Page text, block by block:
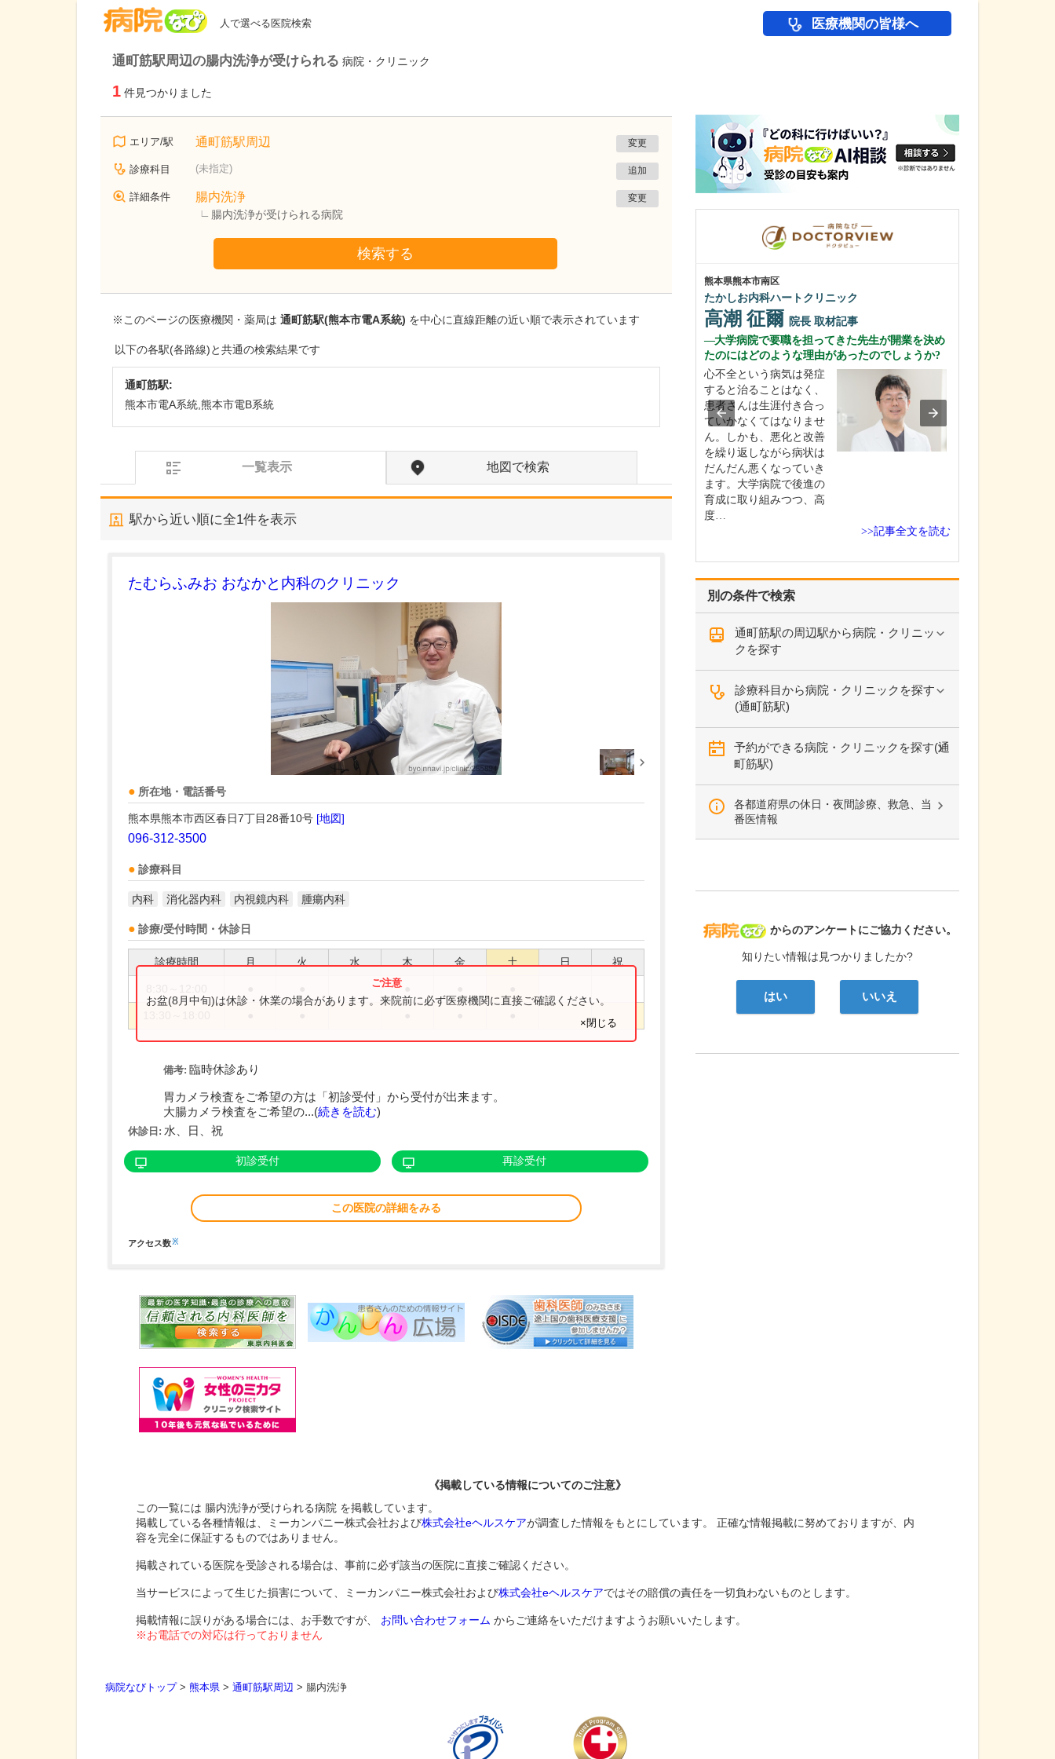
人で選べる医院検索 医療機関の皆様へ
通町筋駅周辺の腸内洗浄が受けられる 病院・クリニック
1 件見つかりました
エリア/駅 通町筋駅周辺 変更
診療科目 (未指定) 追加
詳細条件 腸内洗浄
腸内洗浄が受けられる病院
変更
検索する
※このページの医療機関・薬局は 通町筋駅(熊本市電A系統) を中心に直線距離の近い順で表示されています
以下の各駅(各路線)と共通の検索結果です
通町筋駅:
熊本市電A系統,熊本市電B系統
一覧表示 地図で検索
駅から近い順に全1件を表示
たむらふみお おなかと内科のクリニック
所在地・電話番号
熊本県熊本市西区春日7丁目28番10号 [地図]
096-312-3500
診療科目
内科 消化器内科 内視鏡内科 腫瘍内科
診療/受付時間・休診日
診療時間 月 火 水 木 金 土 日 祝
お盆(8月中旬)は休診・休業の場合があります。来院前に必ず医療機関に直接ご確認ください。
×閉じる
備考: 臨時休診あり
胃カメラ検査をご希望の方は「初診受付」から受付が出来ます。
大腸カメラ検査をご希望の...(続きを読む)
休診日: 水、日、祝
初診受付 再診受付
この医院の詳細をみる
アクセス数※
別の条件で検索
通町筋駅の周辺駅から病院・クリニッ
クを探す
診療科目から病院・クリニックを探す
(通町筋駅)
予約ができる病院・クリニックを探す(通
町筋駅)
各都道府県の休日・夜間診療、救急、当
番医情報
病院なび
からのアンケートにご協力ください。
知りたい情報は見つかりましたか?
はい いいえ
熊本県熊本市南区
たかしお内科ハートクリニック
高潮 征爾 院長 取材記事
大学病院で要職を担ってきた先生が開業を決め
たのにはどのような理由があったのでしょうか?
心不全という病気は発症
すると治ることはなく、
患者さんは生涯付き合っ
ていかなくてはなりませ
ん。しかも、悪化と改善
を繰り返しながら病状は
だんだん悪くなっていき
ます。大学病院で後進の
育成に取り組みつつ、高
度…
>>記事全文を読む
伊勢崎スポーツ整形外科医院
佐藤 直樹院長取材記事
リートや小学生からシニ
アのスポーツ愛好家の
方々が競技に復帰できる
までをしっかりと支援し
《掲載している情報についてのご注意》
この一覧には 腸内洗浄が受けられる病院 を掲載しています。
掲載している各種情報は、ミーカンパニー株式会社および株式会社eヘルスケアが調査した情報をもとにしています。 正確な情報掲載に努めておりますが、内
容を完全に保証するものではありません。
掲載されている医院を受診される場合は、事前に必ず該当の医院に直接ご確認ください。
当サービスによって生じた損害について、ミーカンパニー株式会社および株式会社eヘルスケアではその賠償の責任を一切負わないものとします。
掲載情報に誤りがある場合には、お手数ですが、 お問い合わせフォーム からご連絡をいただけますようお願いいたします。
※お電話での対応は行っておりません
病院なびトップ> 熊本県 > 通町筋駅周辺 > 腸内洗浄